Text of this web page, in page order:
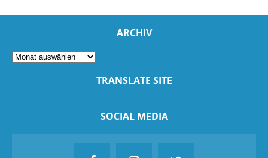
ARCHIV
TRANSLATE SITE
SOCIAL MEDIA